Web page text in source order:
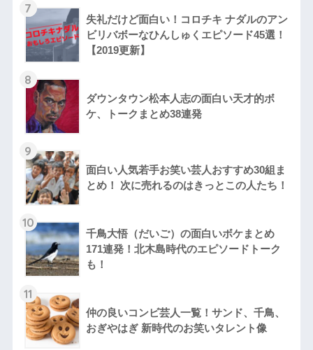
7
失礼だけど面白い！コロチキ ナダルのアン
ビリバボーなひんしゅくエピソード45選！
【2019更新】
8
ダウンタウン松本人志の面白い天才的ボ
ケ、トークまとめ38連発
9
面白い人気若手お笑い芸人おすすめ30組ま
とめ！ 次に売れるのはきっとこの人たち！
10
千鳥大悟（だいご）の面白いボケまとめ
171連発！北木島時代のエピソードトーク
も！
11
仲の良いコンビ芸人一覧！サンド、千鳥、
おぎやはぎ 新時代のお笑いタレント像